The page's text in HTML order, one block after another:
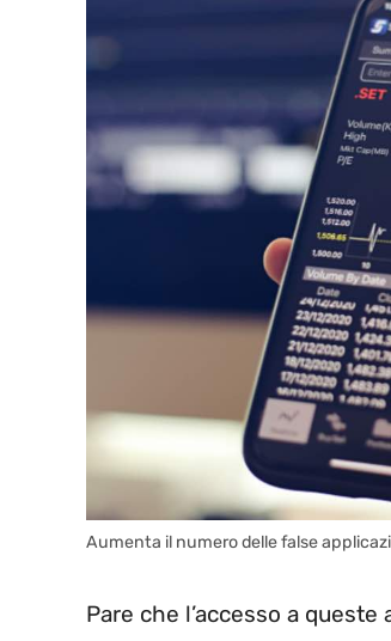
Aumenta il numero delle false
Pare che l’accesso a